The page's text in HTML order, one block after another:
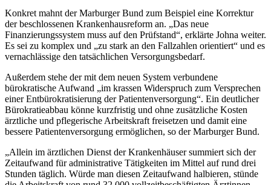
Konkret mahnt der Marburger Bund zum Beispiel eine Korrektur
der beschlossenen Krankenhausreform an. „Das neue
Finanzierungssystem muss auf den Prüfstand“, erklärte Johna weiter.
Es sei zu komplex und „zu stark an den Fallzahlen orientiert“ und es
vernachlässige den tatsächlichen Versorgungsbedarf.
Außerdem stehe der mit dem neuen System verbundene
bürokratische Aufwand „im krassen Widerspruch zum Versprechen
einer Entbürokratisierung der Patientenversorgung“. Ein deutlicher
Bürokratieabbau könne kurzfristig und ohne zusätzliche Kosten
ärztliche und pflegerische Arbeitskraft freisetzen und damit eine
bessere Patientenversorgung ermöglichen, so der Marburger Bund.
„Allein im ärztlichen Dienst der Krankenhäuser summiert sich der
Zeitaufwand für administrative Tätigkeiten im Mittel auf rund drei
Stunden täglich. Würde man diesen Zeitaufwand halbieren, stünde